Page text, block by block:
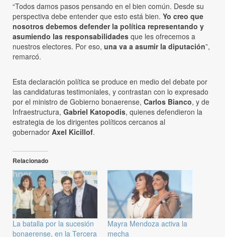
“Todos damos pasos pensando en el bien común. Desde su
perspectiva debe entender que esto está bien. Yo creo que
nosotros debemos defender la política representando y
asumiendo las responsabilidades que les ofrecemos a
nuestros electores. Por eso, una va a asumir la diputación”,
remarcó.
Esta declaración política se produce en medio del debate por
las candidaturas testimoniales, y contrastan con lo expresado
por el ministro de Gobierno bonaerense, Carlos Bianco, y de
Infraestructura, Gabriel Katopodis, quienes defendieron la
estrategia de los dirigentes políticos cercanos al
gobernador Axel Kicillof.
Relacionado
La batalla por la sucesión
bonaerense, en la Tercera
Mayra Mendoza activa la
mecha